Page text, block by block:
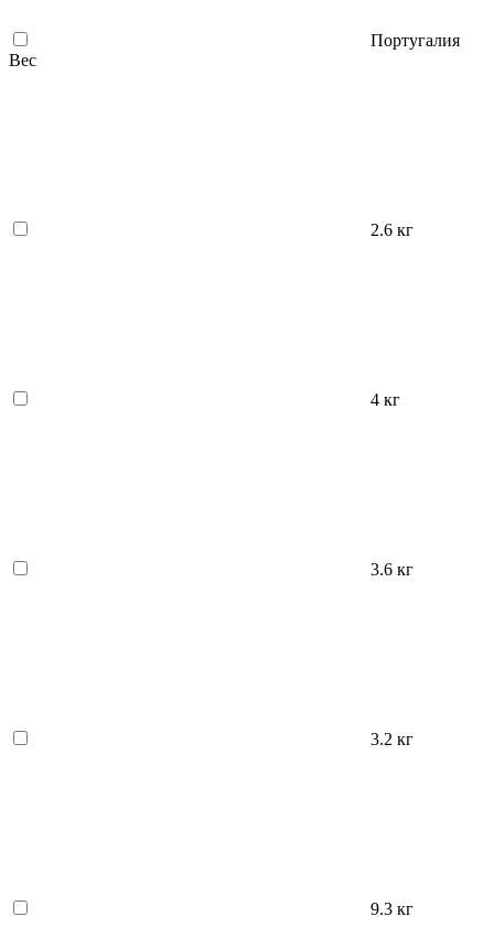
Португалия
Вес
2.6 кг
4 кг
3.6 кг
3.2 кг
9.3 кг